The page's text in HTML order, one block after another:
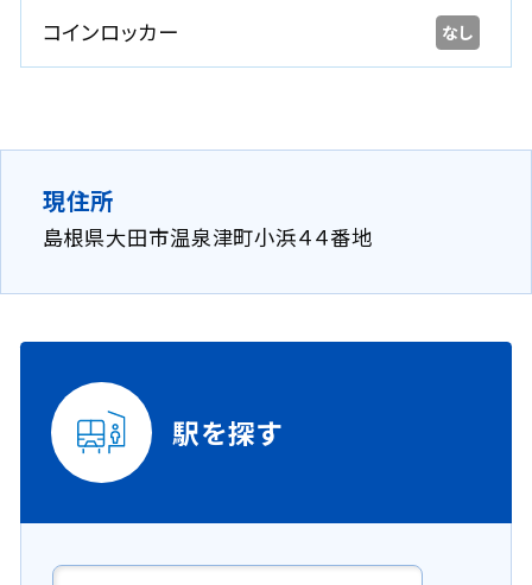
コインロッカー なし
現住所
島根県大田市温泉津町小浜４４番地
駅を探す